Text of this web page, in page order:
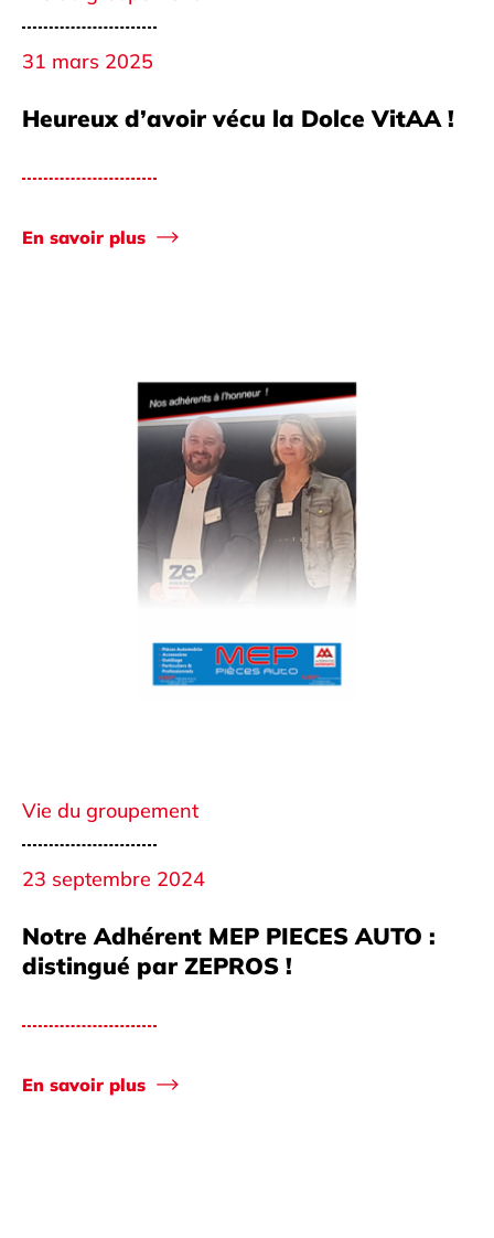
31 mars 2025
Heureux d’avoir vécu la Dolce VitAA !
En savoir plus
Vie du groupement
23 septembre 2024
Notre Adhérent MEP PIECES AUTO :
distingué par ZEPROS !
En savoir plus